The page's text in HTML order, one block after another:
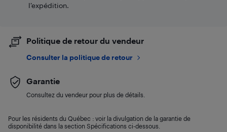
l’expédition.
Politique de retour du vendeur
Consulter la politique de retour
Garantie
Consultez du vendeur pour plus de détails.
Pour les résidents du Québec : voir la divulgation de la garantie de
disponibilité dans la section Spécifications ci-dessous.